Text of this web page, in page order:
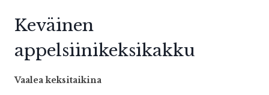
Keväinen
appelsiinikeksikakku
Vaalea keksitaikina